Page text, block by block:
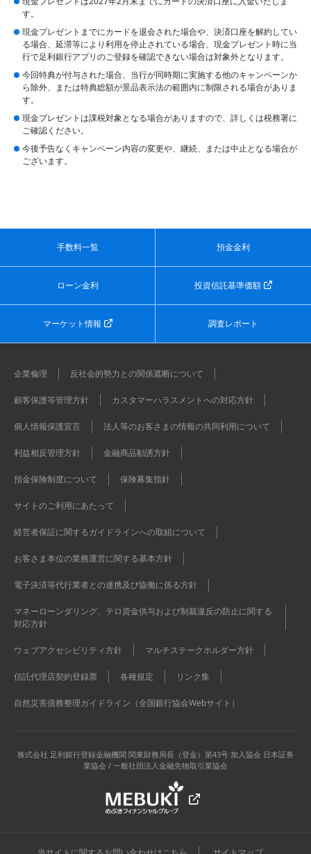
す。
現金プレゼントまでにカードを退会された場合や、決済口座を解約してい
る場合、延滞等により利用を停止されている場合、現金プレゼント時に当
行で足利銀行アプリのご登録を確認できない場合は対象外となります。
今回特典が付与された場合、当行が同時期に実施する他のキャンペーンか
ら除外、または特典総額が景品表示法の範囲内に制限される場合がありま
す。
現金プレゼントは課税対象となる場合がありますので、詳しくは税務署に
ご確認ください。
今後予告なくキャンペーン内容の変更や、継続、または中止となる場合が
ございます。
手数料一覧 預金金利
ローン金利 投資信託基準価額
マーケット情報 調査レポート
企業倫理 反社会的勢力との関係遮断について
顧客保護等管理方針 カスタマーハラスメントへの対応方針
個人情報保護宣言 法人等のお客さまの情報の共同利用について
利益相反管理方針 金融商品勧誘方針
預金保険制度について 保険募集指針
サイトのご利用にあたって
経営者保証に関するガイドラインへの取組について
お客さま本位の業務運営に関する基本方針
電子決済等代行業者との連携及び協働に係る方針
マネーローンダリング、テロ資金供与および制裁違反の防止に関する
対応方針
ウェブアクセシビリティ方針 マルチステークホルダー方針
信託代理店契約登録票 各種規定 リンク集
自然災害債務整理ガイドライン（全国銀行協会Webサイト）
株式会社 足利銀行登録金融機関 関東財務局長（登金）第43号 加入協会 日本証券
業協会 / 一般社団法人金融先物取引業協会